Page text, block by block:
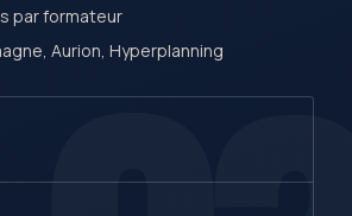
par formateur
Aurion, Hyperplanning